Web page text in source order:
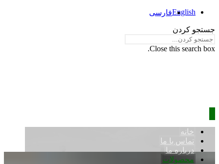
Englishفارسی
جستجو کردن
Close this search box.
خانه
تماس با ما
درباره ما
محصولات